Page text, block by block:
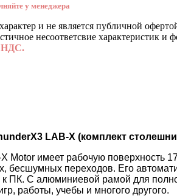
у менеджера
и не является публичной
несоответсвие
НДС.
LAB-X (комплект
Motor имеет рабочую поверхность
бесшумных переходов. Его
к ПК. С алюминиевой рамой для
работы, учебы и многого другого.